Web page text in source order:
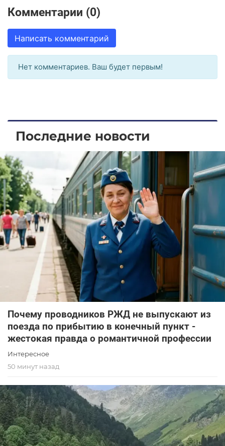
Комментарии (0)
Написать комментарий
Нет комментариев. Ваш будет первым!
Последние новости
Почему проводников РЖД не выпускают из
поезда по прибытию в конечный пункт -
жестокая правда о романтичной профессии
Интересное
50 минут назад